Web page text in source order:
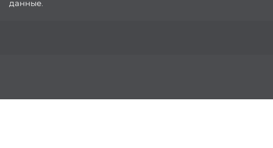
данные.